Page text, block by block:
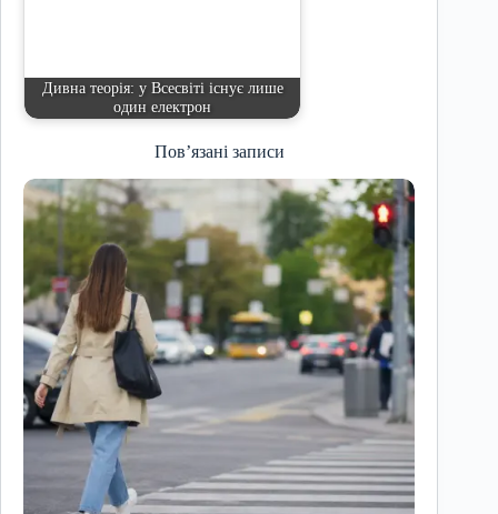
Дивна теорія: у Всесвіті існує лише
один електрон
Пов’язані записи